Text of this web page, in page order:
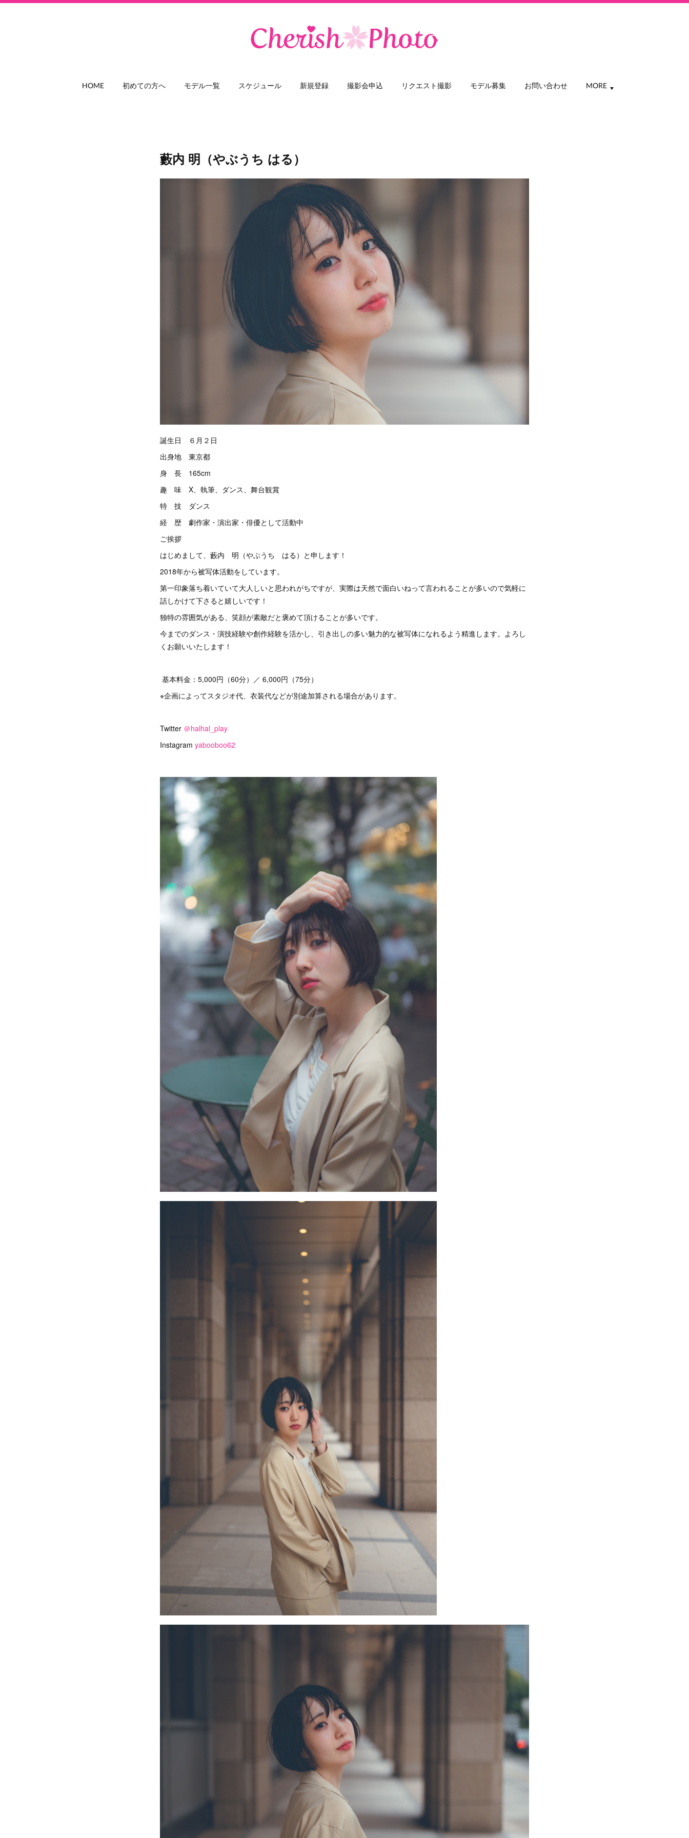
HOME 初めての方へ モデル一覧 スケジュール 新規登録 撮影会申込 リクエスト撮影 モデル募集 お問い合わせ MORE
藪内 明（やぶうち はる）
誕生日 ６月２日
出身地 東京都
身 長 165cm
趣 味 X、執筆、ダンス、舞台観賞
特 技 ダンス
経 歴 劇作家・演出家・俳優として活動中
ご挨拶
はじめまして、藪内 明（やぶうち はる）と申します！
2018年から被写体活動をしています。
第一印象落ち着いていて大人しいと思われがちですが、実際は天然で面白いねって言われることが多いので気軽に
話しかけて下さると嬉しいです！
独特の雰囲気がある、笑顔が素敵だと褒めて頂けることが多いです。
今までのダンス・演技経験や創作経験を活かし、引き出しの多い魅力的な被写体になれるよう精進します。よろし
くお願いいたします！
基本料金：5,000円（60分）／ 6,000円（75分）
※企画によってスタジオ代、衣装代などが別途加算される場合があります。
Twitter ＠halhal_play
Instagram yabooboo62